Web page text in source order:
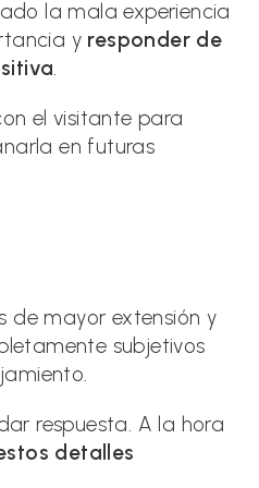
la mala experiencia
y responder de
.
el visitante para
en futuras
de mayor extensión y
subjetivos
respuesta. A la hora
detalles